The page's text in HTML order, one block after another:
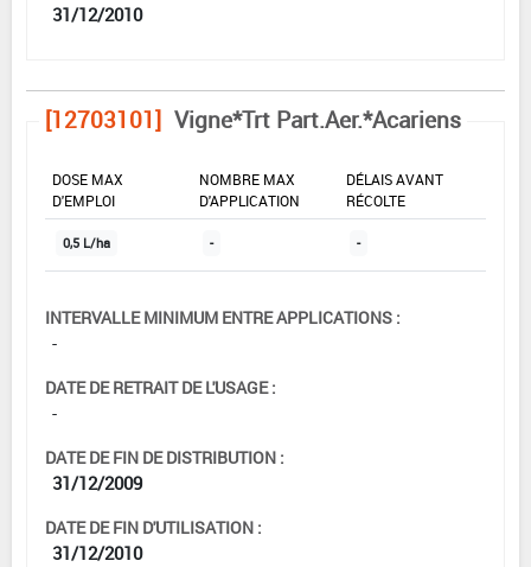
31/12/2010
[12703101] Vigne*Trt Part.Aer.*Acariens
DOSE MAX
D'EMPLOI
NOMBRE MAX
D'APPLICATION
DÉLAIS AVANT
RÉCOLTE
0,5 L/ha - -
INTERVALLE MINIMUM ENTRE APPLICATIONS :
-
DATE DE RETRAIT DE L'USAGE :
-
DATE DE FIN DE DISTRIBUTION :
31/12/2009
DATE DE FIN D'UTILISATION :
31/12/2010